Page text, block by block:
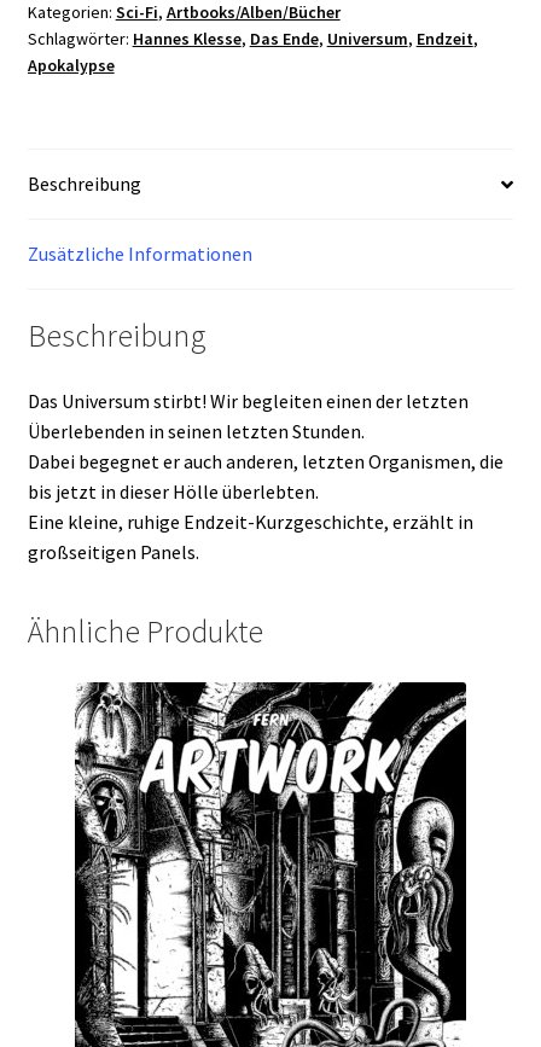
Kategorien: Sci-Fi, Artbooks/Alben/Bücher
Schlagwörter: Hannes Klesse, Das Ende, Universum, Endzeit,
Apokalypse
Beschreibung
Zusätzliche Informationen
Beschreibung
Das Universum stirbt! Wir begleiten einen der letzten
Überlebenden in seinen letzten Stunden.
Dabei begegnet er auch anderen, letzten Organismen, die
bis jetzt in dieser Hölle überlebten.
Eine kleine, ruhige Endzeit-Kurzgeschichte, erzählt in
großseitigen Panels.
Ähnliche Produkte